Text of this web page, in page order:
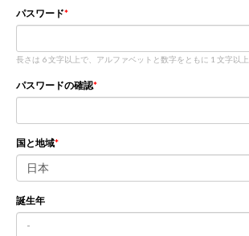
パスワード
長さは 6 文字以上で、アルファベットと数字をともに 1 文字以上
パスワードの確認
国と地域
日本
誕生年
-